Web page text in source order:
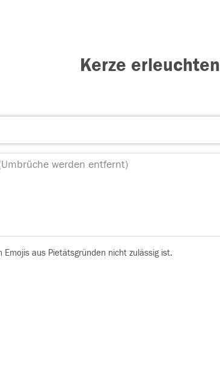
Kerze erleuchten
aus Pietätsgründen nicht zulässig ist.